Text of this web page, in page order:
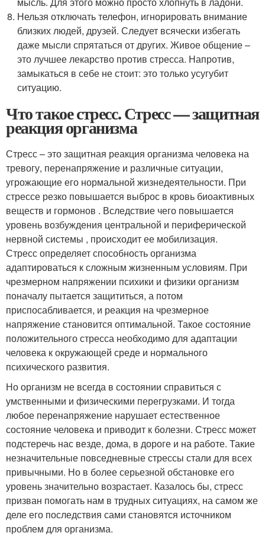
Нельзя отключать телефон, игнорировать внимание
близких людей, друзей. Следует всячески избегать
даже мысли спрятаться от других. Живое общение –
это лучшее лекарство против стресса. Напротив,
замыкаться в себе не стоит: это только усугубит
ситуацию.
Что такое стресс. Стресс — защитная
реакция организма
Стресс – это защитная реакция организма человека на
тревогу, перенапряжение и различные ситуации,
угрожающие его нормальной жизнедеятельности. При
стрессе резко повышается выброс в кровь биоактивных
веществ и гормонов . Вследствие чего повышается
уровень возбуждения центральной и периферической
нервной системы , происходит ее мобилизация.
Стресс определяет способность организма
адаптироваться к сложным жизненным условиям. При
чрезмерном напряжении психики и физики организм
поначалу пытается защититься, а потом
приспосабливается, и реакция на чрезмерное
напряжение становится оптимальной. Такое состояние
положительного стресса необходимо для адаптации
человека к окружающей среде и нормального
психического развития.
Но организм не всегда в состоянии справиться с
умственными и физическими перегрузками. И тогда
любое перенапряжение нарушает естественное
состояние человека и приводит к болезни. Стресс может
подстеречь нас везде, дома, в дороге и на работе. Такие
незначительные повседневные стрессы стали для всех
привычными. Но в более серьезной обстановке его
уровень значительно возрастает. Казалось бы, стресс
призван помогать нам в трудных ситуациях, на самом же
деле его последствия сами становятся источником
проблем для организма.